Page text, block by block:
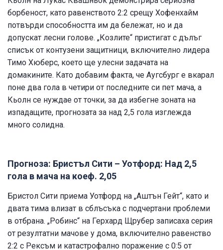
борбеност, като равенството 2:2 срещу Хофенхайм
потвърди способността им да бележат, но и да
допускат лесни голове. „Козлите“ пристигат с дълъг
списък от контузени защитници, включително лидера
Тимо Хюберс, което ще улесни задачата на
домакините. Като добавим факта, че Аугсбург е вкарал
поне два гола в четири от последните си пет мача, а
Кьолн се нуждае от точки, за да избегне зоната на
изпадащите, прогнозата за над 2,5 гола изглежда
много солидна.
Прогноза: Бристъл Сити – Уотфорд: Над 2,5
гола в мача на коеф. 2,05
Бристол Сити приема Уотфорд на „Аштън Гейт“, като и
двата тима влизат в сблъсъка с подчертани проблеми
в отбрана. „Робинс“ на Герхард Щрубер записаха серия
от резултатни мачове у дома, включително равенство
2:2 с Рексъм и катастрофално поражение с 0:5 от